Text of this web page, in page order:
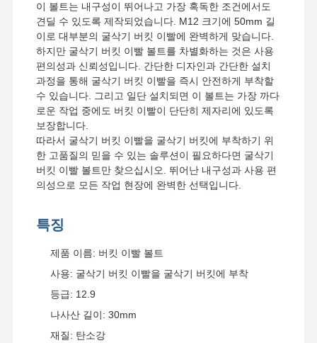
버킷 핀 볼트
배트 치아 볼트
치아 차단 볼트
트럭 휠 볼트
볼트와 핵심
트랙 링크 볼트
이 볼트는 내구성이 뛰어나고 가장 혹독한 조건에서도
견딜 수 있도록 제작되었습니다. M12 크기에 50mm 길
이로 대부분의 굴삭기 버킷 이빨에 완벽하게 맞습니다.
하지만 굴삭기 버킷 이빨 볼트를 차별화하는 것은 사용
편의성과 신뢰성입니다. 간단한 디자인과 간단한 설치
과정을 통해 굴삭기 버킷 이빨을 즉시 안전하게 부착할
수 있습니다. 그리고 일단 설치되면 이 볼트는 가장 까다
로운 작업 중에도 버킷 이빨이 단단히 제자리에 있도록
보장합니다.
따라서 굴삭기 버킷 이빨을 굴삭기 버킷에 부착하기 위
한 고품질의 믿을 수 있는 솔루션이 필요하다면 굴삭기
버킷 이빨 볼트만 찾으십시오. 뛰어난 내구성과 사용 편
의성으로 모든 작업 현장에 완벽한 선택입니다.
특징
제품 이름: 버킷 이빨 볼트
사용: 굴삭기 버킷 이빨을 굴삭기 버킷에 부착
등급: 12.9
나사산 길이: 30mm
재질: 탄소강